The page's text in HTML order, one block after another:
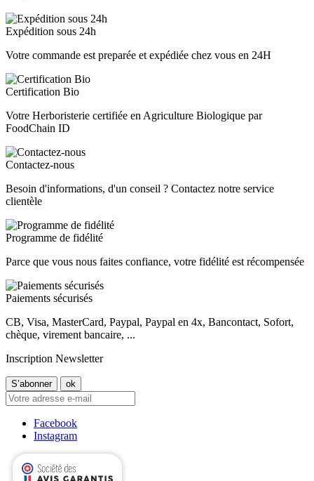
Expédition sous 24h
Votre commande est preparée et expédiée chez vous en 24H
Certification Bio
Votre Herboristerie certifiée en Agriculture Biologique par
FoodChain ID
Contactez-nous
Besoin d'informations, d'un conseil ? Contactez notre service
clientèle
Programme de fidélité
Parce que vous nous faites confiance, votre fidélité est récompensée
Paiements sécurisés
CB, Visa, MasterCard, Paypal, Paypal en 4x, Bancontact, Sofort,
chèque, virement bancaire, ...
Inscription Newsletter
Facebook
Instagram